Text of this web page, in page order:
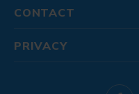
CONTACT
PRIVACY